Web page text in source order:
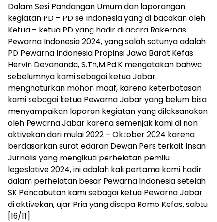
Dalam Sesi Pandangan Umum dan laporangan
kegiatan PD – PD se Indonesia yang di bacakan oleh
Ketua – ketua PD yang hadir di acara Rakernas
Pewarna Indonesia 2024, yang salah satunya adalah
PD Pewarna Indonesia Propinsi Jawa Barat Kefas
Hervin Devananda, S.Th,M.Pd.K mengatakan bahwa
sebelumnya kami sebagai ketua Jabar
menghaturkan mohon maaf, karena keterbatasan
kami sebagai ketua Pewarna Jabar yang belum bisa
menyampaikan laporan kegiatan yang dilaksanakan
oleh Pewarna Jabar karena semenjak kami di non
aktivekan dari mulai 2022 – Oktober 2024 karena
berdasarkan surat edaran Dewan Pers terkait Insan
Jurnalis yang mengikuti perhelatan pemilu
legeslative 2024, ini adalah kali pertama kami hadir
dalam perhelatan besar Pewarna Indonesia setelah
SK Pencabutan kami sebagai ketua Pewarna Jabar
di aktivekan, ujar Pria yang disapa Romo Kefas, sabtu
[16/11]